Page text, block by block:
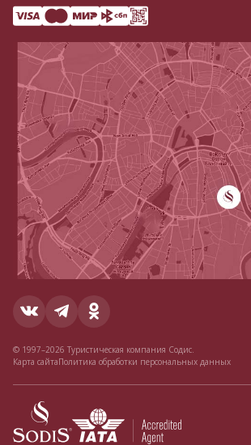
© 1997–2026 Туристическая компания Содис.
Карта сайтаПолитика обработки персональных данных